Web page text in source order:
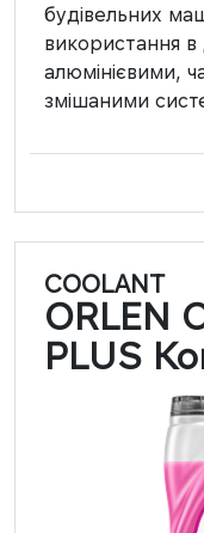
будівельних
використання
алюмінієвими,
змішаними
COOLANT
ORLEN
PLUS